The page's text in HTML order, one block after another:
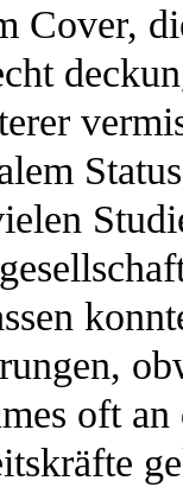
Cover,
oft